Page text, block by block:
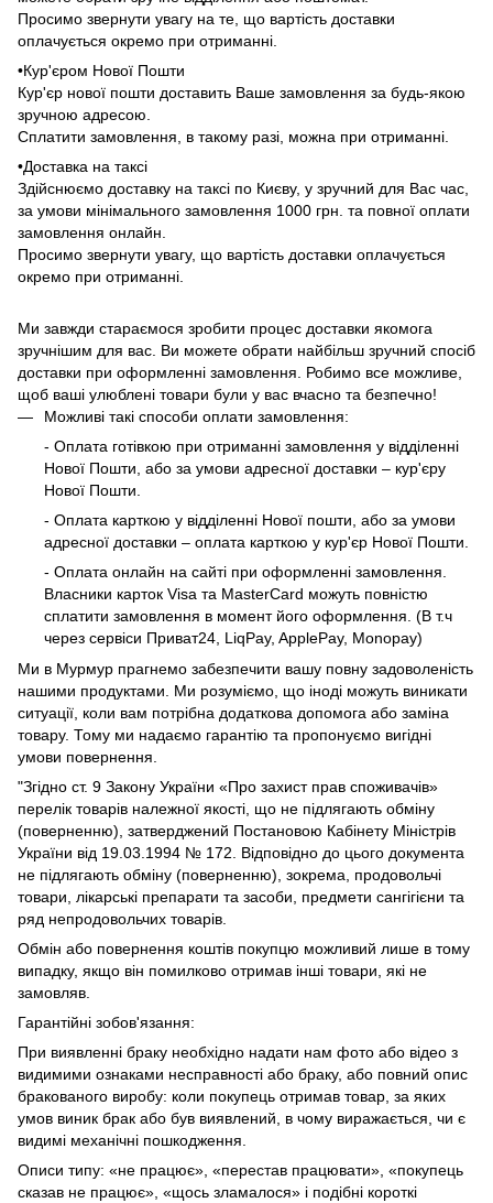
Просимо звернути увагу на те, що вартість доставки
оплачується окремо при отриманні.
•Кур'єром Нової Пошти
Кур'єр нової пошти доставить Ваше замовлення за будь-якою
зручною адресою.
Сплатити замовлення, в такому разі, можна при отриманні.
•Доставка на таксі
Здійснюємо доставку на таксі по Києву, у зручний для Вас час,
за умови мінімального замовлення 1000 грн. та повної оплати
замовлення онлайн.
Просимо звернути увагу, що вартість доставки оплачується
окремо при отриманні.
Ми завжди стараємося зробити процес доставки якомога
зручнішим для вас. Ви можете обрати найбільш зручний спосіб
доставки при оформленні замовлення. Робимо все можливе,
щоб ваші улюблені товари були у вас вчасно та безпечно!
Можливі такі способи оплати замовлення:
- Оплата готівкою при отриманні замовлення у відділенні
Нової Пошти, або за умови адресної доставки – кур'єру
Нової Пошти.
- Оплата карткою у відділенні Нової пошти, або за умови
адресної доставки – оплата карткою у кур'єр Нової Пошти.
- Оплата онлайн на сайті при оформленні замовлення.
Власники карток Visa та MasterCard можуть повністю
сплатити замовлення в момент його оформлення. (В т.ч
через сервіси Приват24, LiqPay, ApplePay, Monopay)
Ми в Мурмур прагнемо забезпечити вашу повну задоволеність
нашими продуктами. Ми розуміємо, що іноді можуть виникати
ситуації, коли вам потрібна додаткова допомога або заміна
товару. Тому ми надаємо гарантію та пропонуємо вигідні
умови повернення.
"Згідно ст. 9 Закону України «Про захист прав споживачів»
перелік товарів належної якості, що не підлягають обміну
(поверненню), затверджений Постановою Кабінету Міністрів
України від 19.03.1994 № 172. Відповідно до цього документа
не підлягають обміну (поверненню), зокрема, продовольчі
товари, лікарські препарати та засоби, предмети сангігієни та
ряд непродовольчих товарів.
Обмін або повернення коштів покупцю можливий лише в тому
випадку, якщо він помилково отримав інші товари, які не
замовляв.
Гарантійні зобов'язання:
При виявленні браку необхідно надати нам фото або відео з
видимими ознаками несправності або браку, або повний опис
бракованого виробу: коли покупець отримав товар, за яких
умов виник брак або був виявлений, в чому виражається, чи є
видимі механічні пошкодження.
Описи типу: «не працює», «перестав працювати», «покупець
сказав не працює», «щось зламалося» і подібні короткі